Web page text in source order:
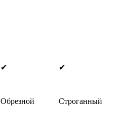
✔ ✔
Обрезной Строганный